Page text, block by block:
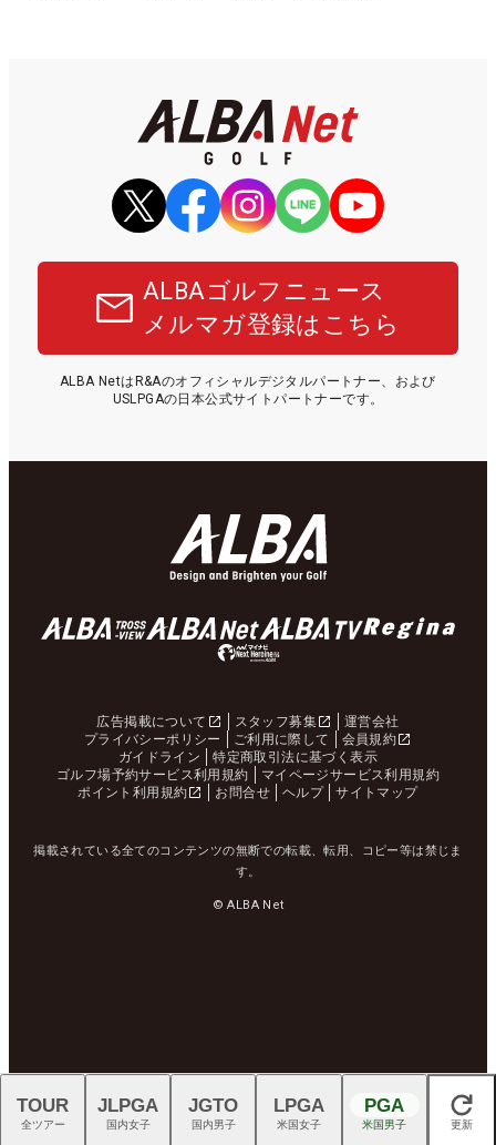
ALBAゴルフニュース
メルマガ登録はこちら
ALBA NetはR&Aのオフィシャルデジタルパートナー、および
USLPGAの日本公式サイトパートナーです。
広告掲載について スタッフ募集
運営会社
プライバシーポリシー
ご利用に際して
会員規約
ガイドライン
特定商取引法に基づく表示
ゴルフ場予約サービス利用規約
マイページサービス利用規約
ポイント利用規約
お問合せ ヘルプ サイトマップ
掲載されている全てのコンテンツの無断での転載、転用、コピー等は禁じま
す。
© ALBA Net
閉じる
TOUR
全ツアー
JLPGA
国内女子
JGTO
国内男子
LPGA
米国女子
PGA
米国男子 更新